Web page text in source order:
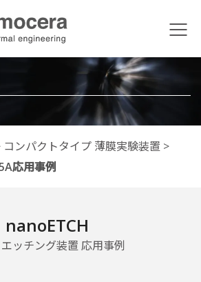
コンパクトタイプ 薄膜実験装置 >
応用事例
nanoETCH
ッチング装置 応用事例